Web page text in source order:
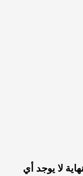
لا يوجد أي